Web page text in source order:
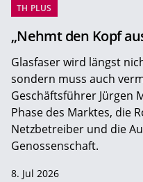
TH PLUS
„Nehmt den Kopf
Glasfaser wird längst
sondern muss auch
Geschäftsführer Jürgen
Phase des Marktes, die
Netzbetreiber und die
Genossenschaft.
8. Jul 2026